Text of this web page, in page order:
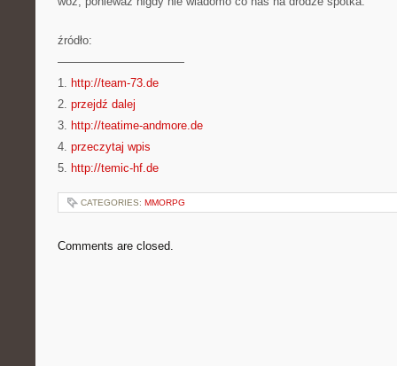
źródło:
———————————
1. http://team-73.de
2. przejdź dalej
3. http://teatime-andmore.de
4. przeczytaj wpis
5. http://temic-hf.de
CATEGORIES: MMORPG
Comments are closed.